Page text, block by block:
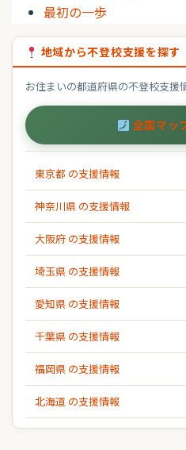
最初の一歩
地域から不登校支援を探す
お住まいの都道府県の不登校支援
全国マッ
東京都 の支援情報
神奈川県 の支援情報
大阪府 の支援情報
埼玉県 の支援情報
愛知県 の支援情報
千葉県 の支援情報
福岡県 の支援情報
北海道 の支援情報